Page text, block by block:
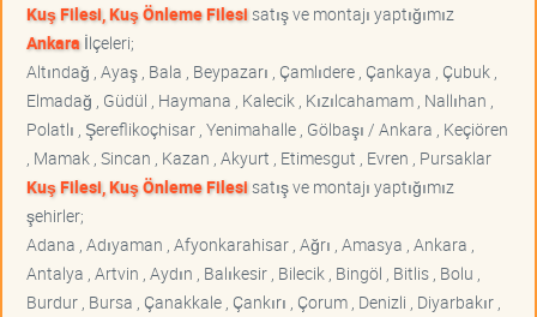
Kuş Filesi, Kuş Önleme Filesisatış ve montajı yaptığımız
Ankara İlçeleri;
Altındağ , Ayaş , Bala , Beypazarı , Çamlıdere , Çankaya , Çubuk ,
Elmadağ , Güdül , Haymana , Kalecik , Kızılcahamam , Nallıhan ,
Polatlı , Şereflikoçhisar , Yenimahalle , Gölbaşı / Ankara , Keçiören
, Mamak , Sincan , Kazan , Akyurt , Etimesgut , Evren , Pursaklar
Kuş Filesi, Kuş Önleme Filesisatış ve montajı yaptığımız
şehirler;
Adana , Adıyaman , Afyonkarahisar , Ağrı , Amasya , Ankara ,
Antalya , Artvin , Aydın , Balıkesir , Bilecik , Bingöl , Bitlis , Bolu ,
Burdur , Bursa , Çanakkale , Çankırı , Çorum , Denizli , Diyarbakır ,